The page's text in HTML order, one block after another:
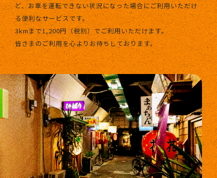
ど、お車を運転できない状況になった場合にご利用いただけ
る便利なサービスです。
3kmまで1,200円（税別）でご利用いただけます。
皆さまのご利用を心よりお待ちしております。